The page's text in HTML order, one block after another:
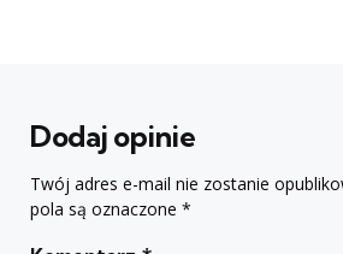
Dodaj opinie
Twój adres e-mail nie zostanie
pola są oznaczone *